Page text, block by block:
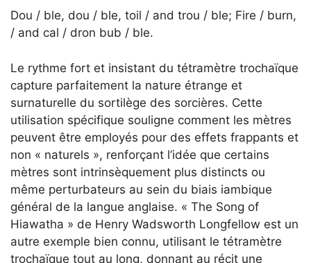
Dou / ble, dou / ble, toil / and trou / ble; Fire / burn,
/ and cal / dron bub / ble.
Le rythme fort et insistant du tétramètre trochaïque
capture parfaitement la nature étrange et
surnaturelle du sortilège des sorcières. Cette
utilisation spécifique souligne comment les mètres
peuvent être employés pour des effets frappants et
non « naturels », renforçant l’idée que certains
mètres sont intrinsèquement plus distincts ou
même perturbateurs au sein du biais iambique
général de la langue anglaise. « The Song of
Hiawatha » de Henry Wadsworth Longfellow est un
autre exemple bien connu, utilisant le tétramètre
trochaïque tout au long, donnant au récit une